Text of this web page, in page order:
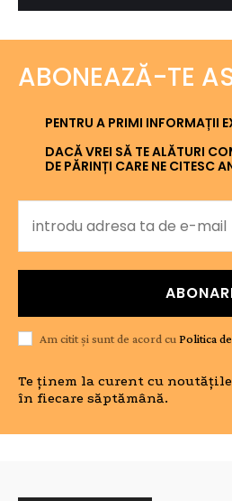
ABONEAZĂ-TE
PENTRU A PRIMI INFORMAȚII
DACĂ VREI SĂ TE ALĂTURI
DE PĂRINȚI CARE NE CITESC
Am citit și sunt de acord cu Politica
Te ținem la curent cu
în fiecare săptămână.